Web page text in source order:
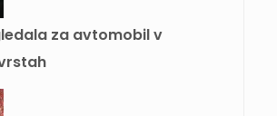
za avtomobil v